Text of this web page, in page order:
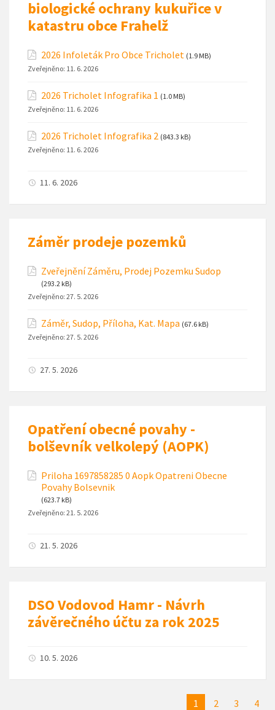
biologické ochrany kukuřice v
katastru obce Frahelž
2026 Infoleták Pro Obce Tricholet (1.9 MB)
Zveřejněno: 11. 6. 2026
2026 Tricholet Infografika 1 (1.0 MB)
Zveřejněno: 11. 6. 2026
2026 Tricholet Infografika 2 (843.3 kB)
Zveřejněno: 11. 6. 2026
11. 6. 2026
Záměr prodeje pozemků
Zveřejnění Záměru, Prodej Pozemku Sudop
(293.2 kB)
Zveřejněno: 27. 5. 2026
Záměr, Sudop, Příloha, Kat. Mapa (67.6 kB)
Zveřejněno: 27. 5. 2026
27. 5. 2026
Opatření obecné povahy -
bolševník velkolepý (AOPK)
Priloha 1697858285 0 Aopk Opatreni Obecne
Povahy Bolsevnik
(623.7 kB)
Zveřejněno: 21. 5. 2026
21. 5. 2026
DSO Vodovod Hamr - Návrh
závěrečného účtu za rok 2025
10. 5. 2026
1 2 3 4